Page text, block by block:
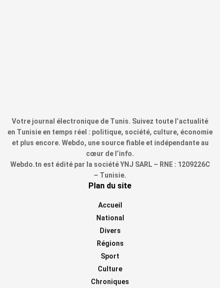
Votre journal électronique de Tunis. Suivez toute l’actualité
en Tunisie en temps réel : politique, société, culture, économie
et plus encore. Webdo, une source fiable et indépendante au
cœur de l’info.
Webdo.tn est édité par la société YNJ SARL – RNE : 1209226C
– Tunisie.
Plan du site
Accueil
National
Divers
Régions
Sport
Culture
Chroniques